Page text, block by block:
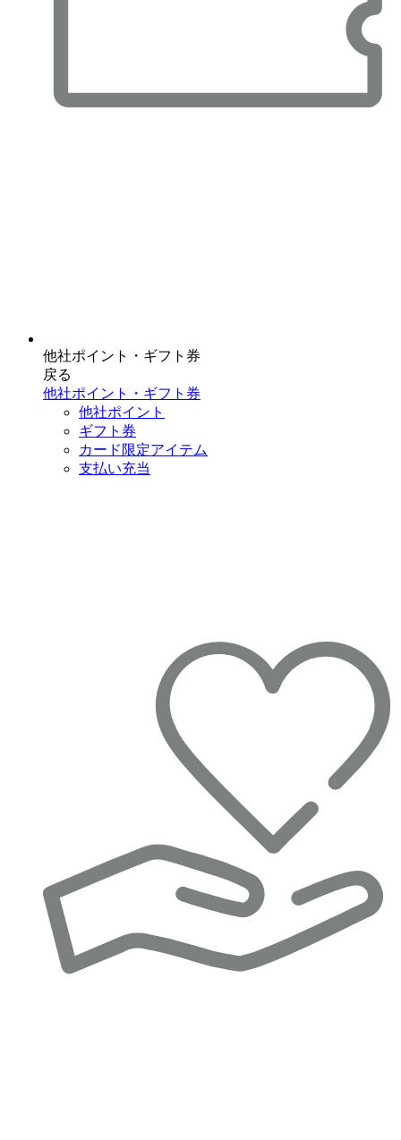
他社ポイント・ギフト券
戻る
他社ポイント・ギフト券
他社ポイント
ギフト券
カード限定アイテム
支払い充当